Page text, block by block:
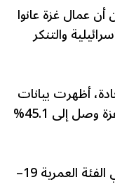
عمال غزة عانوا
والتنكر
أظهرت بيانات
الجهاز المركزي أن معدل البطالة في غزة وصل إلى 45.1%
وأشار إلى أن نسبة بطالة الخريجين في الفئة العمرية 19–